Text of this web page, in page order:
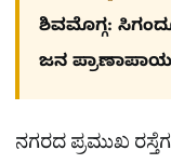
ಶಿವಮೊಗ್ಗ:
ಜನ
ನಗರದ ಪ್ರಮುಖ